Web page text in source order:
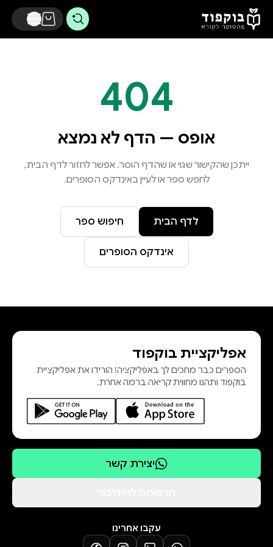
דלג לתוכן הראשי
404
אופס — הדף לא נמצא
ייתכן שהקישור שגוי או שהדף הוסר. אפשר לחזור לדף הבית,
לחפש ספר או לעיין באינדקס הסופרים.
לדף הבית חיפוש ספר
אינדקס הסופרים
אפליקציית בוקפוד
הספרים כבר מחכים לך באפליקציה! הורידו את אפליקציית
בוקפוד ותהנו מחווית קריאה ברמה אחרת.
יצירת קשר
עקבו אחרינו